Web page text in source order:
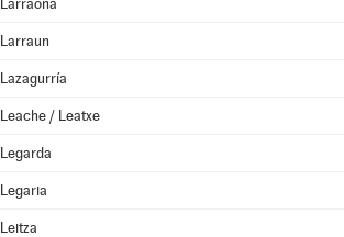
Larraona
Larraun
Lazagurría
Leache / Leatxe
Legarda
Legaria
Leitza